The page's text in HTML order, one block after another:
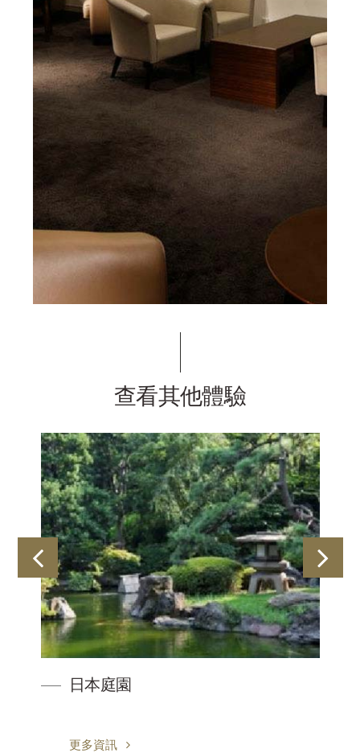
查看其他體驗
日本庭園
更多資訊